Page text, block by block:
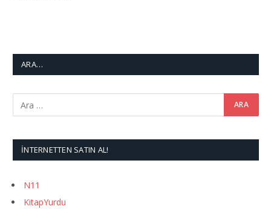
ARA…
İNTERNETTEN SATIN AL!
N11
KitapYurdu